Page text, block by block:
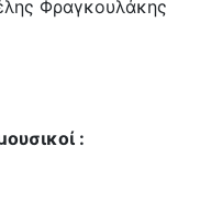
Φραγκουλάκης
: